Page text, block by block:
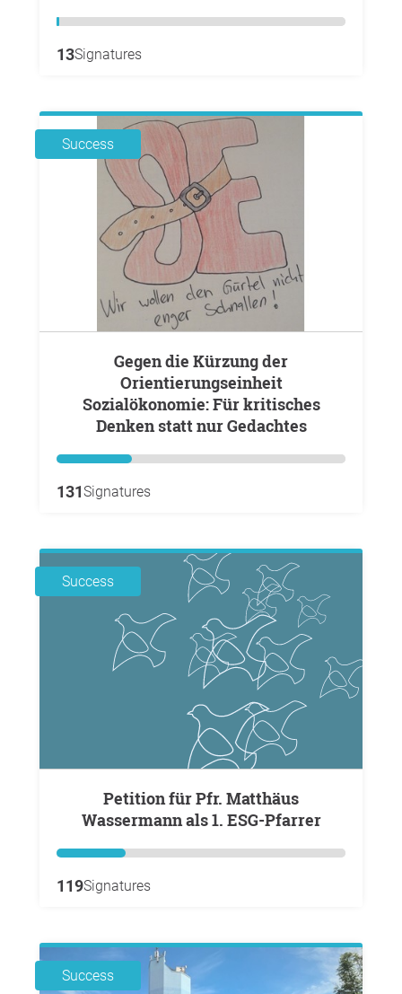
13Signatures
Success
Gegen die Kürzung der
Orientierungseinheit
Sozialökonomie: Für kritisches
Denken statt nur Gedachtes
131Signatures
Success
Petition für Pfr. Matthäus
Wassermann als 1. ESG-Pfarrer
119Signatures
Success